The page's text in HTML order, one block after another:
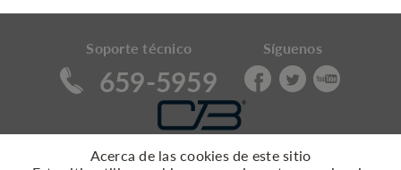
Soporte técnico
659-5959
Síguenos
Política de Cambios y Devoluciones
Acerca de las cookies de este sitio